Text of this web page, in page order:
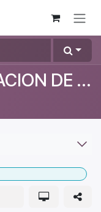
MÓDULO DE EVALUACION DE SOLDADORES